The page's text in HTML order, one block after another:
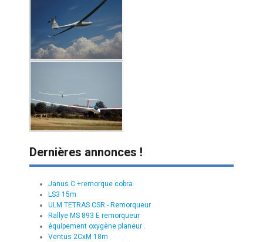
Dernières annonces !
Janus C +remorque cobra
LS3 15m
ULM TETRAS CSR - Remorqueur
Rallye MS 893 E remorqueur
équipement oxygène planeur .
Ventus 2CxM 18m